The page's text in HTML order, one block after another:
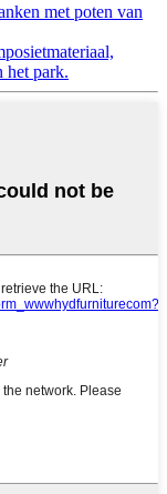
met poten van
het park.